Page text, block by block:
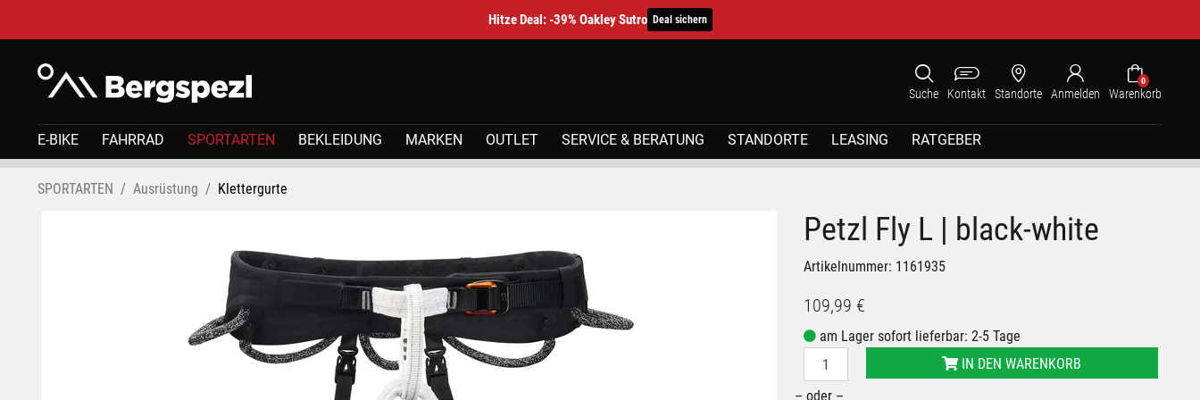
Hitze Deal: -39% Oakley Sutro Deal sichern
Suche Kontakt Standorte Anmelden
0
Warenkorb
E-BIKE FAHRRAD SPORTARTEN BEKLEIDUNG MARKEN OUTLET SERVICE & BERATUNG STANDORTE LEASING RATGEBER
SPORTARTEN Ausrüstung Klettergurte
Petzl Fly L | black-white
Artikelnummer: 1161935
109,99 €
am Lager sofort lieferbar: 2-5 Tage
IN DEN WARENKORB
– oder –